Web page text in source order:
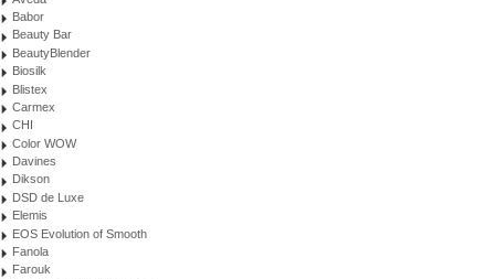
Babor
Beauty Bar
BeautyBlender
Biosilk
Blistex
Carmex
CHI
Color WOW
Davines
Dikson
DSD de Luxe
Elemis
EOS Evolution of Smooth
Fanola
Farouk